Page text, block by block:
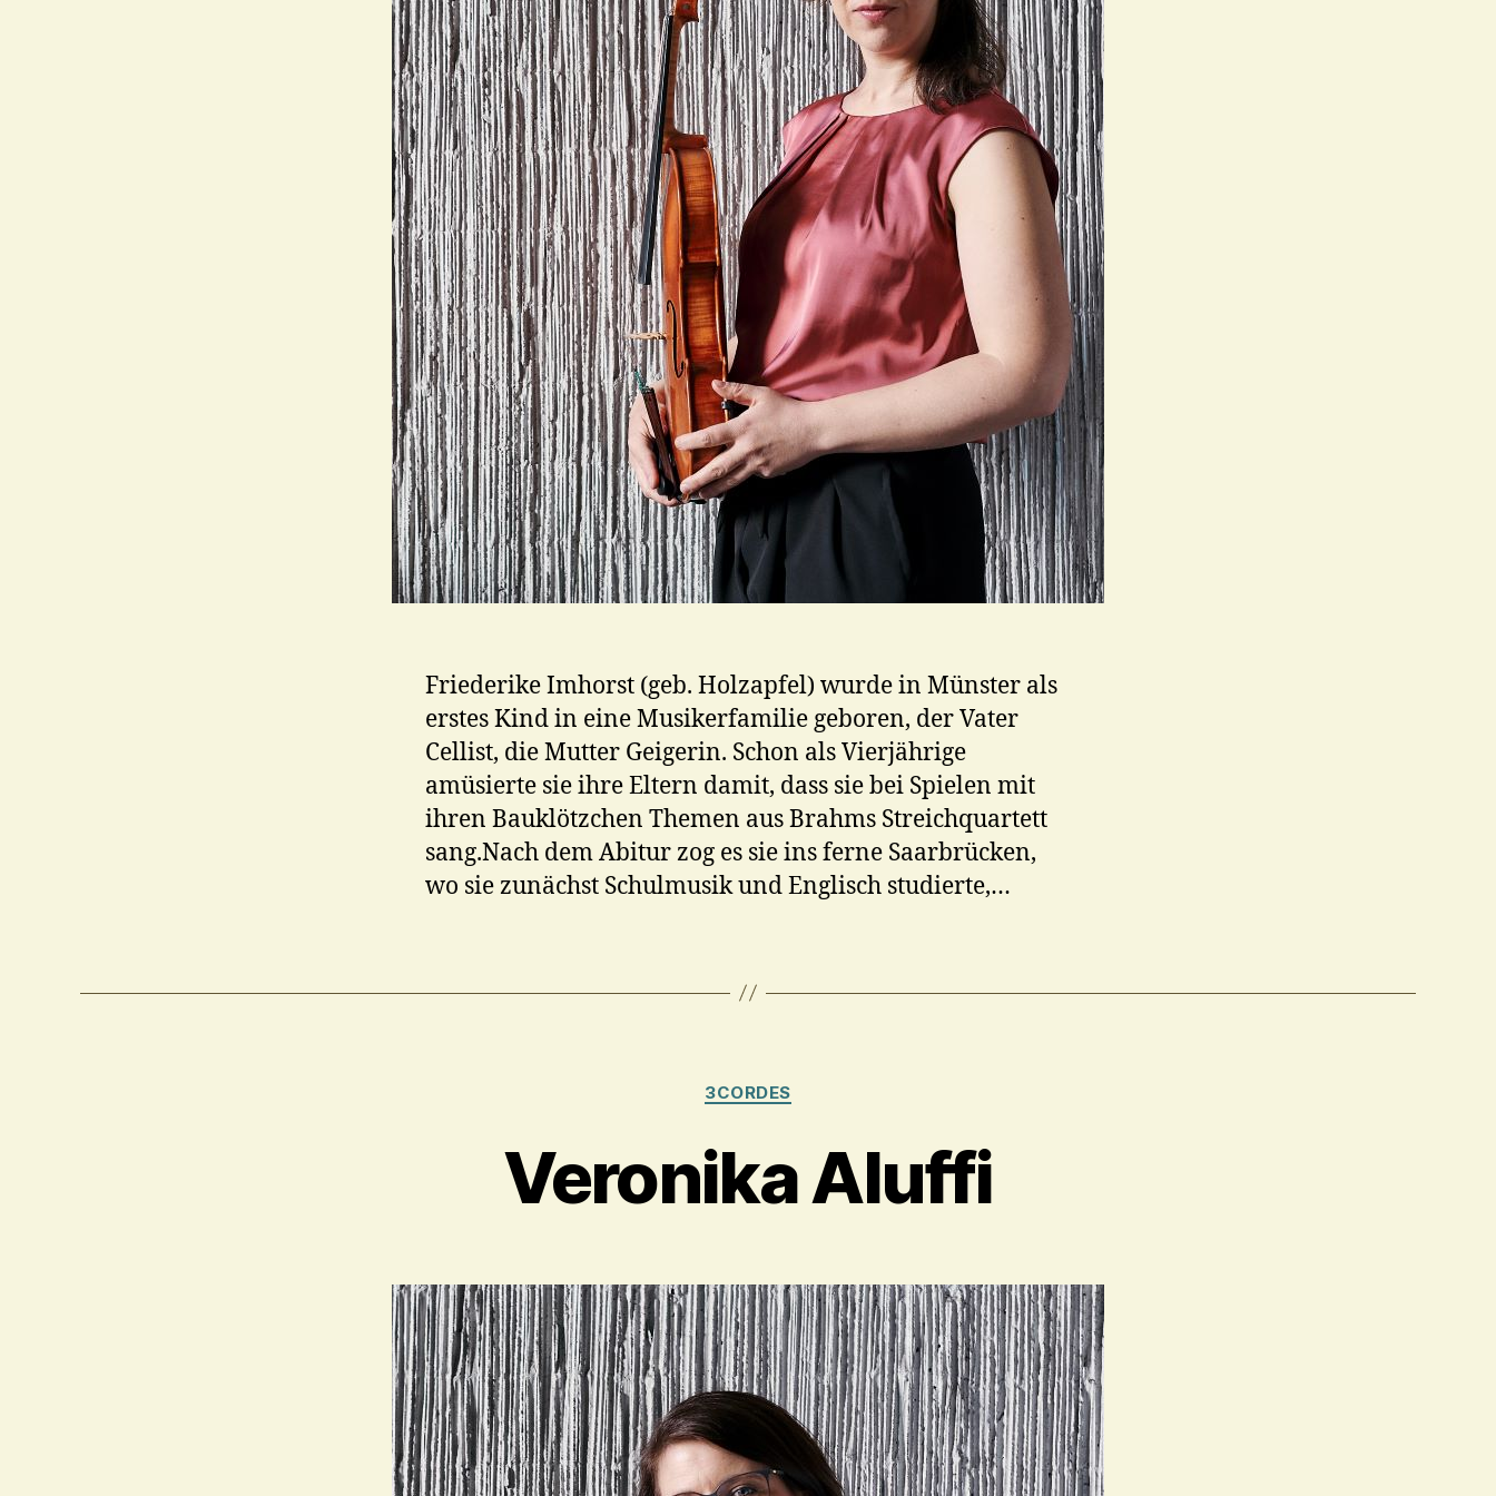
Friederike Imhorst (geb. Holzapfel) wurde in Münster als
erstes Kind in eine Musikerfamilie geboren, der Vater
Cellist, die Mutter Geigerin. Schon als Vierjährige
amüsierte sie ihre Eltern damit, dass sie bei Spielen mit
ihren Bauklötzchen Themen aus Brahms Streichquartett
sang.Nach dem Abitur zog es sie ins ferne Saarbrücken,
wo sie zunächst Schulmusik und Englisch studierte,…
Kategorien
3CORDES
Veronika Aluffi